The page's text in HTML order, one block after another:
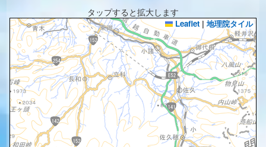
タップすると拡大します
Leaflet | 地理院タイル